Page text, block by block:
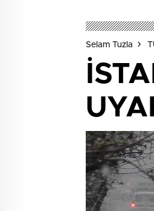
Selam Tuzla